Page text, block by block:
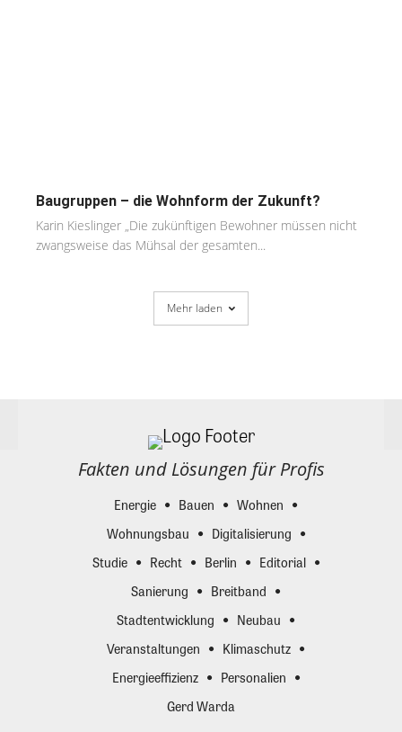
Baugruppen – die Wohnform der Zukunft?
Karin Kieslinger „Die zukünftigen Bewohner müssen nicht
zwangsweise das Mühsal der gesamten...
Mehr laden
Fakten und Lösungen für Profis
Energie Bauen
Wohnen
Wohnungsbau
Digitalisierung
Studie
Recht Berlin
Editorial
Sanierung
Breitband
Stadtentwicklung
Neubau
Veranstaltungen
Klimaschutz
Energieeffizienz
Personalien
Gerd Warda